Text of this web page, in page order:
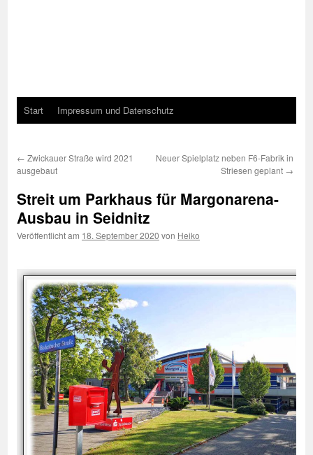
Start Impressum und Datenschutz
← Zwickauer Straße wird 2021
ausgebaut
Neuer Spielplatz neben F6-Fabrik in
Striesen geplant →
Streit um Parkhaus für Margonarena-
Ausbau in Seidnitz
Veröffentlicht am 18. September 2020 von Heiko